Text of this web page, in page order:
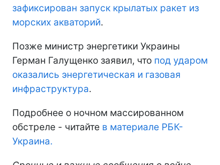
зафиксирован запуск крылатых ракет из
морских акваторий.
Позже министр энергетики Украины
Герман Галущенко заявил, что под ударом
оказались энергетическая и газовая
инфраструктура.
Подробнее о ночном массированном
обстреле - читайте в материале РБК-
Украина.